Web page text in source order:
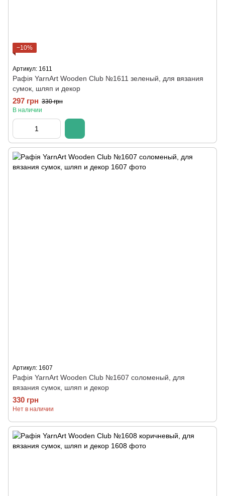
−10%
Артикул: 1611
Рафія YarnArt Wooden Club №1611 зеленый, для вязания
сумок, шляп и декор
297 грн 330 грн
В наличии
Артикул: 1607
Рафія YarnArt Wooden Club №1607 соломеный, для
вязания сумок, шляп и декор
330 грн
Нет в наличии